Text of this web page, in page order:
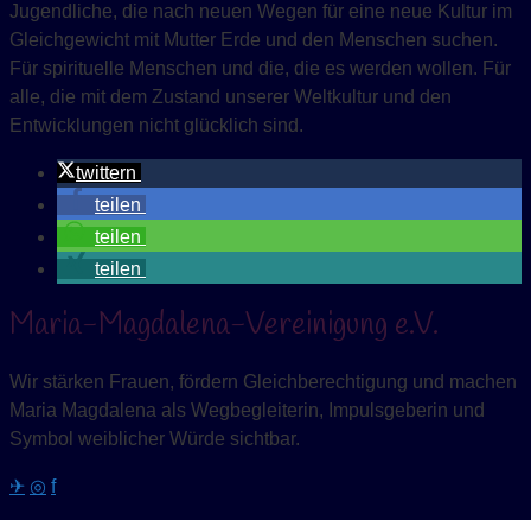
Jugendliche, die nach neuen Wegen für eine neue Kultur im
Gleichgewicht mit Mutter Erde und den Menschen suchen.
Für spirituelle Menschen und die, die es werden wollen. Für
alle, die mit dem Zustand unserer Weltkultur und den
Entwicklungen nicht glücklich sind.
twittern
teilen
teilen
teilen
Maria-Magdalena-Vereinigung e.V.
Wir stärken Frauen, fördern Gleichberechtigung und machen
Maria Magdalena als Wegbegleiterin, Impulsgeberin und
Symbol weiblicher Würde sichtbar.
✈ ◎ f